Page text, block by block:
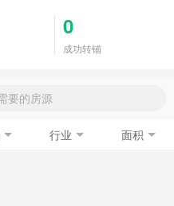
0
成功转铺
行业 面积